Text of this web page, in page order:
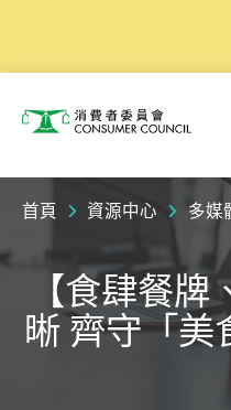
消費者委員會
首頁 資源中心 多媒
【食肆餐
晰 齊守「美